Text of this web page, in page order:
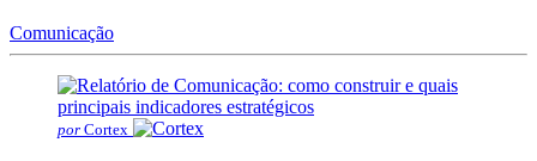
Comunicação
por Cortex